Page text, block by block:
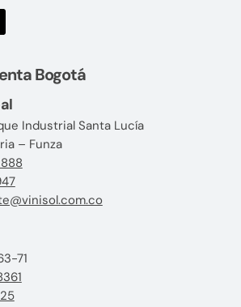
Bogotá
Industrial Santa Lucía
– Funza
71